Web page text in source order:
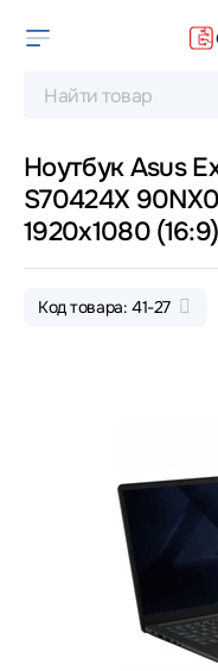
Ноутбук Asus
S70424X
1920x1080
Код товара: 41-27